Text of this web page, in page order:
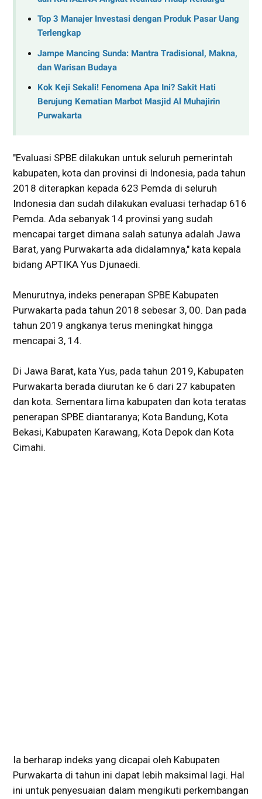
Top 3 Manajer Investasi dengan Produk Pasar Uang
Terlengkap
Jampe Mancing Sunda: Mantra Tradisional, Makna,
dan Warisan Budaya
Kok Keji Sekali! Fenomena Apa Ini? Sakit Hati
Berujung Kematian Marbot Masjid Al Muhajirin
Purwakarta
"Evaluasi SPBE dilakukan untuk seluruh pemerintah
kabupaten, kota dan provinsi di Indonesia, pada tahun
2018 diterapkan kepada 623 Pemda di seluruh
Indonesia dan sudah dilakukan evaluasi terhadap 616
Pemda. Ada sebanyak 14 provinsi yang sudah
mencapai target dimana salah satunya adalah Jawa
Barat, yang Purwakarta ada didalamnya," kata kepala
bidang APTIKA Yus Djunaedi.
Menurutnya, indeks penerapan SPBE Kabupaten
Purwakarta pada tahun 2018 sebesar 3, 00. Dan pada
tahun 2019 angkanya terus meningkat hingga
mencapai 3, 14.
Di Jawa Barat, kata Yus, pada tahun 2019, Kabupaten
Purwakarta berada diurutan ke 6 dari 27 kabupaten
dan kota. Sementara lima kabupaten dan kota teratas
penerapan SPBE diantaranya; Kota Bandung, Kota
Bekasi, Kabupaten Karawang, Kota Depok dan Kota
Cimahi.
Ia berharap indeks yang dicapai oleh Kabupaten
Purwakarta di tahun ini dapat lebih maksimal lagi. Hal
ini untuk penyesuaian dalam mengikuti perkembangan